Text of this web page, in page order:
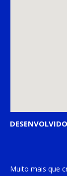
Muito mais que